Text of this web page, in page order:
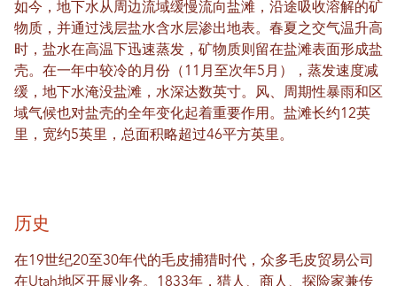
如今，地下水从周边流域缓慢流向盐滩，沿途吸收溶解的矿
物质，并通过浅层盐水含水层渗出地表。春夏之交气温升高
时，盐水在高温下迅速蒸发，矿物质则留在盐滩表面形成盐
壳。在一年中较冷的月份（11月至次年5月），蒸发速度减
缓，地下水淹没盐滩，水深达数英寸。风、周期性暴雨和区
域气候也对盐壳的全年变化起着重要作用。盐滩长约12英
里，宽约5英里，总面积略超过46平方英里。
历史
在19世纪20至30年代的毛皮捕猎时代，众多毛皮贸易公司
在Utah地区开展业务。1833年，猎人、商人、探险家兼传